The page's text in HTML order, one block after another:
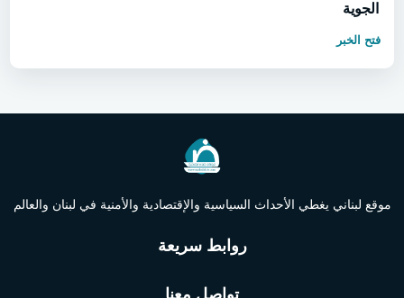
الجوية
فتح الخبر
موقع لبناني يغطي الأحداث السياسية والإقتصادية والأمنية في لبنان والعالم
روابط سريعة